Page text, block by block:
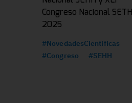
Congreso Nacional SETH
2025
#NovedadesCientificas
#Congreso
#SEHH